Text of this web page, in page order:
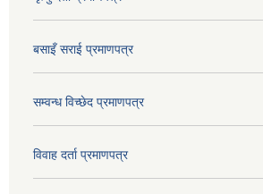
बसाइँ सराई प्रमाणपत्र
सम्वन्ध विच्छेद प्रमाणपत्र
विवाह दर्ता प्रमाणपत्र